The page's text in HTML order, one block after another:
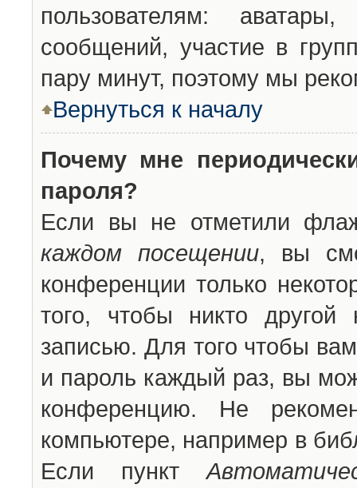
пользователям:
сообщений, участие в
пару минут, поэтому мы
Вернуться к началу
Почему мне
пароля?
Если вы не отметили
каждом посещении, вы
конференции только
того, чтобы никто другой
записью. Для того чтобы
и пароль каждый раз, вы
конференцию. Не
компьютере, например в
Если пункт